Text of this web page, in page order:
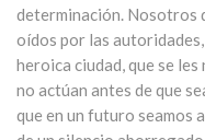
determinación. Nosotros
oídos por las
heroica ciudad, que se
no actúan antes de que
que en un futuro seamos